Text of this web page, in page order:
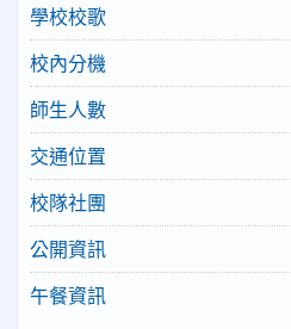
學校校歌
校內分機
師生人數
交通位置
校隊社團
公開資訊
午餐資訊